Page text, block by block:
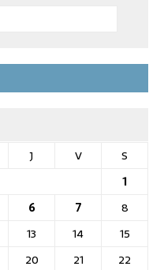
J V
S
1
6 7
8
13 14
15
20 21
22